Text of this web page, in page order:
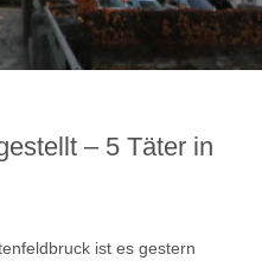
– 5 Täter in
ist es gestern